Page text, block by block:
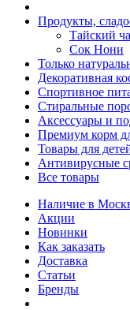
Продукты,
Тайский
Сок Нони
Только
Декоративная
Спортивное
Стиральные
Аксессуары и
Премиум корм
Товары для
Антивирусные
Все товары
Наличие в
Акции
Новинки
Как заказать
Доставка
Статьи
Бренды